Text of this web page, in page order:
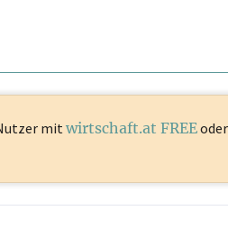
mit wirtschaft.at FREE